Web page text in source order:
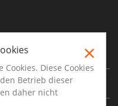
Diese Cookies
Betrieb dieser
daher nicht